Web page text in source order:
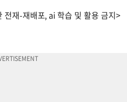
전재-재배포, ai 학습 및 활용 금지>